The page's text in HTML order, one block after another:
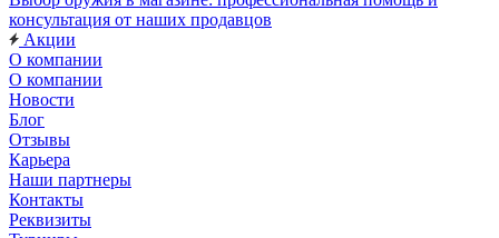
консультация от наших продавцов
Акции
О компании
О компании
Новости
Блог
Отзывы
Карьера
Наши партнеры
Контакты
Реквизиты